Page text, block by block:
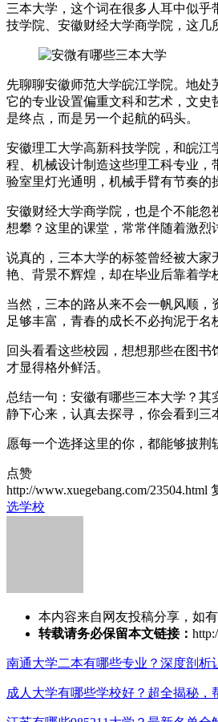
三本大学，这个词在很多人耳中似
技学院、安徽财经大学商学院，这几
先聊聊安徽师范大学皖江学院。地处
它的专业设置偏重文科和艺术，文史
是终点，而是另一个起航的码头。
安徽理工大学高新科技学院，和皖
程、机械设计制造这些理工科专业
验室里灯光通明，机械手臂有节奏的
安徽财经大学商学院，也是个不能忽
想攀？这里的课堂，常常伴随着激烈
说真的，三本大学的标签曾经被大
艳、背景不辉煌，却在毕业后靠着学
当然，三本的路从来不会一帆风顺
足够丰富，青春的成长不必拘泥于名
回头看看这些校园，想想那些在图
才显得格外鲜活。
总结一句：安徽有哪些三本大学？其
静下心来，认真去探寻，你会看到三
愿每一个选择这里的你，都能够披荆
点赞
http://www.xuegebang.com/23504.html
选学校
本内容来自网友投稿分享，如
转载请务必保留本文链接：
南通大学二本有哪些专业？深度剖析
成人大学有哪些学校好？超全揭秘，